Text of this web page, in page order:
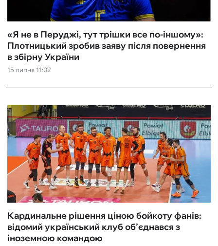
15 липня 11:02
«Я не в Перуджі, тут трішки все по-іншому‎»:
Плотницький зробив заяву після повернення
в збірну України
Кардинальне рішення ціною бойкоту фанів:
відомий український клуб об’єднався з
іноземною командою